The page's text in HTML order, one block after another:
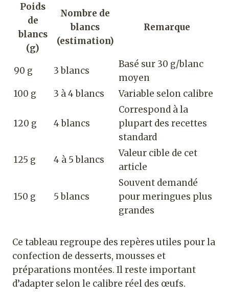
Poids
de
blancs
(g)
Nombre de
blancs
(estimation)
Remarque
90 g 3 blancs
Basé sur 30 g/blanc
moyen
100 g
3 à 4 blancs Variable selon calibre
120 g 4 blancs
Correspond à la
plupart des recettes
standard
125 g
4 à 5 blancs
Valeur cible de cet
article
150 g 5 blancs
Souvent demandé
pour meringues plus
grandes
Ce tableau regroupe des repères utiles pour la
confection de desserts, mousses et
préparations montées. Il reste important
d’adapter selon le calibre réel des œufs.